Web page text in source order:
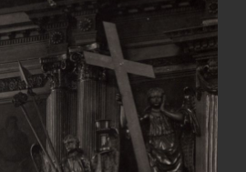
Галерея Вопрос-